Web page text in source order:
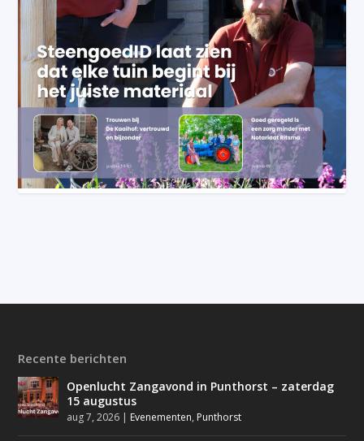
Recente berichten
Openlucht Zangavond in Punthorst – zaterdag
15 augustus
aug 7, 2026 | Evenementen, Punthorst